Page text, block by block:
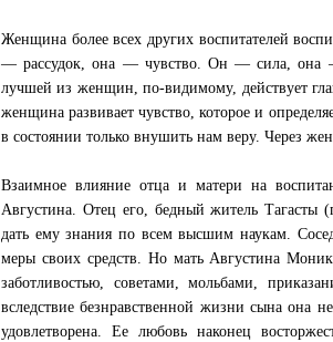
Женщина более всех других воспитателей
— рассудок, она — чувство. Он — сила, она —
лучшей из женщин, по-видимому, действует
женщина развивает чувство, которое и
в состоянии только внушить нам веру. Через
Взаимное влияние отца и матери на
Августина. Отец его, бедный житель Тагасты
дать ему знания по всем высшим наукам.
меры своих средств. Но мать Августина
заботливостью, советами, мольбами,
вследствие безнравственной жизни сына она
удовлетворена. Ее любовь наконец